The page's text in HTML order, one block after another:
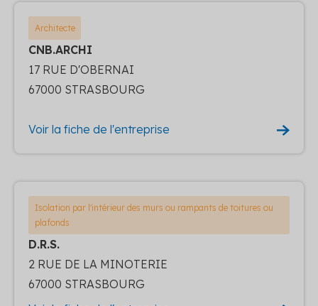
Architecte
CNB.ARCHI
17 RUE D'OBERNAI
67000 STRASBOURG
Voir la fiche de l'entreprise
Isolation par l'intérieur des murs ou rampants de toitures ou
plafonds
D.R.S.
2 RUE DE LA MINOTERIE
67000 STRASBOURG